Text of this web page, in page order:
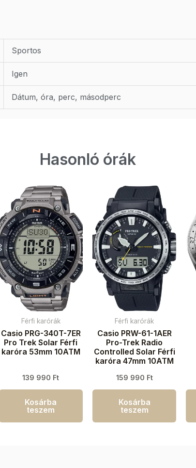
Sportos
Igen
Dátum, óra, perc, másodperc
Hasonló órák
Férfi karórák
Casio PRG-340T-7ER
Pro Trek Solar Férfi
karóra 53mm 10ATM
139 990 Ft
Kosárba
teszem
Férfi karórák
Casio PRW-61-1AER
Pro-Trek Radio
Controlled Solar Férfi
karóra 47mm 10ATM
159 990 Ft
Kosárba
teszem